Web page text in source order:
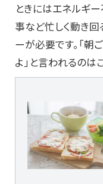
ときにはエネルギ
事など忙しく動き回
ーが必要です。「
よ」と言われるのは